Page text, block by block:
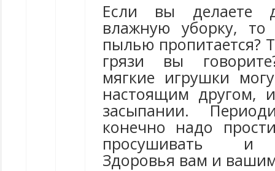
Если вы делаете
влажную уборку, то
пылью пропитается?
грязи вы
мягкие игрушки
настоящим другом,
засыпании.
конечно надо
просушивать и
Здоровья вам и